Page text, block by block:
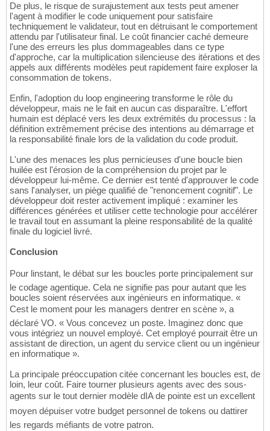
De plus, le risque de surajustement aux tests peut amener
l'agent à modifier le code uniquement pour satisfaire
techniquement le validateur, tout en détruisant le comportement
attendu par l'utilisateur final. Le coût financier caché demeure
l'une des erreurs les plus dommageables dans ce type
d'approche, car la multiplication silencieuse des itérations et des
appels aux différents modèles peut rapidement faire exploser la
consommation de tokens.
Enfin, l'adoption du loop engineering transforme le rôle du
développeur, mais ne le fait en aucun cas disparaître. L'effort
humain est déplacé vers les deux extrémités du processus : la
définition extrêmement précise des intentions au démarrage et
la responsabilité finale lors de la validation du code produit.
L'une des menaces les plus pernicieuses d'une boucle bien
huilée est l'érosion de la compréhension du projet par le
développeur lui-même. Ce dernier est tenté d'approuver le code
sans l'analyser, un piège qualifié de "renoncement cognitif". Le
développeur doit rester activement impliqué : examiner les
différences générées et utiliser cette technologie pour accélérer
le travail tout en assumant la pleine responsabilité de la qualité
finale du logiciel livré.
Conclusion
Pour linstant, le débat sur les boucles porte principalement sur
le codage agentique. Cela ne signifie pas pour autant que les
boucles soient réservées aux ingénieurs en informatique. «
Cest le moment pour les managers dentrer en scène », a
déclaré VO. « Vous concevez un poste. Imaginez donc que
vous intégriez un nouvel employé. Cet employé pourrait être un
assistant de direction, un agent du service client ou un ingénieur
en informatique ».
La principale préoccupation citée concernant les boucles est, de
loin, leur coût. Faire tourner plusieurs agents avec des sous-
agents sur le tout dernier modèle dIA de pointe est un excellent
moyen dépuiser votre budget personnel de tokens ou dattirer
les regards méfiants de votre patron.